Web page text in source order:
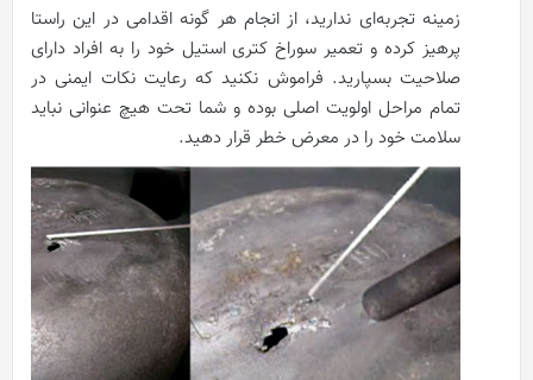
زمینه تجربه‌ای ندارید، از انجام هر گونه اقدامی در این راستا
پرهیز کرده و تعمیر سوراخ کتری استیل خود را به افراد دارای
صلاحیت بسپارید. فراموش نکنید که رعایت نکات ایمنی در
تمام مراحل اولویت اصلی بوده و شما تحت هیچ عنوانی نباید
سلامت خود را در معرض خطر قرار دهید.